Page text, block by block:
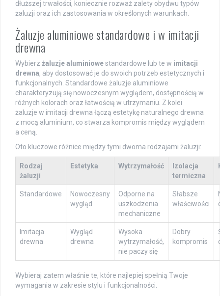
dłuższej trwałości, koniecznie rozważ zalety obydwu typów
żaluzji oraz ich zastosowania w określonych warunkach.
Żaluzje aluminiowe standardowe i w imitacji
drewna
Wybierz żaluzje aluminiowestandardowe lub te w imitacji
drewna, aby dostosować je do swoich potrzeb estetycznych i
funkcjonalnych. Standardowe żaluzje aluminiowe
charakteryzują się nowoczesnym wyglądem, dostępnością w
różnych kolorach oraz łatwością w utrzymaniu. Z kolei
żaluzje w imitacji drewna łączą estetykę naturalnego drewna
z mocą aluminium, co stwarza kompromis między wyglądem
a ceną.
Oto kluczowe różnice między tymi dwoma rodzajami żaluzji:
Rodzaj
żaluzji
Estetyka Wytrzymałość
Izolacja
termiczna
Standardowe
Nowoczesny
wygląd
Odporne na
uszkodzenia
mechaniczne
Słabsze
właściwości
Imitacja
drewna
Wygląd
drewna
Wysoka
wytrzymałość,
nie paczy się
Dobry
kompromis
Wybieraj zatem właśnie te, które najlepiej spełnią Twoje
wymagania w zakresie stylu i funkcjonalności.